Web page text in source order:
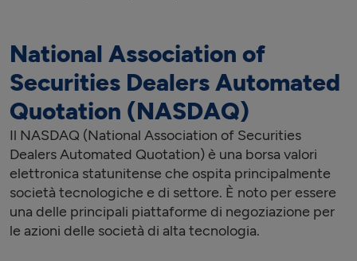
National Association of
Securities Dealers Automated
Quotation (NASDAQ)
Il NASDAQ (National Association of Securities
Dealers Automated Quotation) è una borsa valori
elettronica statunitense che ospita principalmente
società tecnologiche e di settore. È noto per essere
una delle principali piattaforme di negoziazione per
le azioni delle società di alta tecnologia.